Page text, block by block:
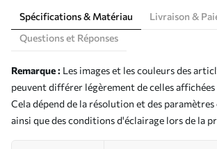
Spécifications & Matériau
Livraison &
Questions et Réponses
Remarque : Les images et les couleurs des
peuvent différer légèrement de celles affichées
Cela dépend de la résolution et des
ainsi que des conditions d'éclairage lors de la